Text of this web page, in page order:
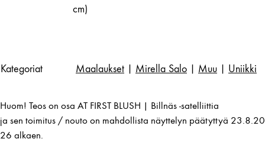
cm)
Kategoriat Maalaukset Mirella Salo Muu Uniikki
Huom! Teos on osa AT FIRST BLUSH | Billnäs -satelliittia
ja sen toimitus / nouto on mahdollista näyttelyn päätyttyä 23.8.20
26 alkaen.